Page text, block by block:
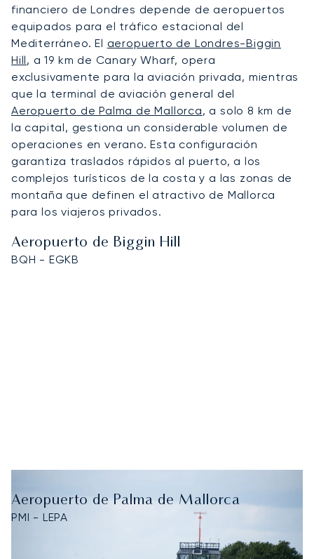
financiero de Londres depende de aeropuertos
equipados para el tráfico estacional del
Mediterráneo. El aeropuerto de Londres-Biggin
Hill, a 19 km de Canary Wharf, opera
exclusivamente para la aviación privada, mientras
que la terminal de aviación general del
Aeropuerto de Palma de Mallorca, a solo 8 km de
la capital, gestiona un considerable volumen de
operaciones en verano. Esta configuración
garantiza traslados rápidos al puerto, a los
complejos turísticos de la costa y a las zonas de
montaña que definen el atractivo de Mallorca
para los viajeros privados.
Aeropuerto de Biggin Hill
BQH - EGKB
Aeropuerto de Palma de Mallorca
PMI - LEPA